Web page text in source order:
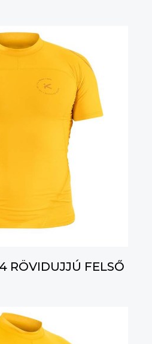
RÖVIDUJJÚ FELSŐ